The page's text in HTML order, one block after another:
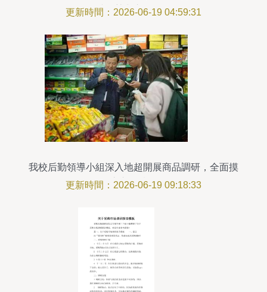
爭優勢與市場格局
更新時間：2026-06-19 04:59:31
我校后勤領導小組深入地超開展商品調研，全面摸
底市場情況
更新時間：2026-06-19 09:18:33